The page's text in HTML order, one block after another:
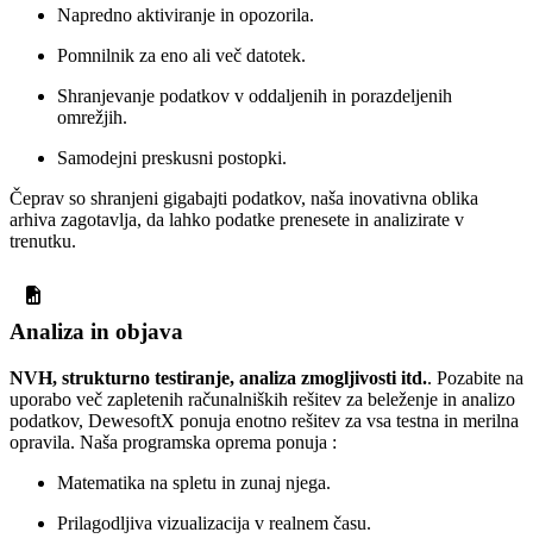
Napredno aktiviranje in opozorila.
Pomnilnik za eno ali več datotek.
Shranjevanje podatkov v oddaljenih in porazdeljenih
omrežjih.
Samodejni preskusni postopki.
Čeprav so shranjeni gigabajti podatkov, naša inovativna oblika
arhiva zagotavlja, da lahko podatke prenesete in analizirate v
trenutku.
Analiza in objava
NVH, strukturno testiranje, analiza zmogljivosti itd.. Pozabite na
uporabo več zapletenih računalniških rešitev za beleženje in analizo
podatkov, DewesoftX ponuja enotno rešitev za vsa testna in merilna
opravila. Naša programska oprema ponuja :
Matematika na spletu in zunaj njega.
Prilagodljiva vizualizacija v realnem času.